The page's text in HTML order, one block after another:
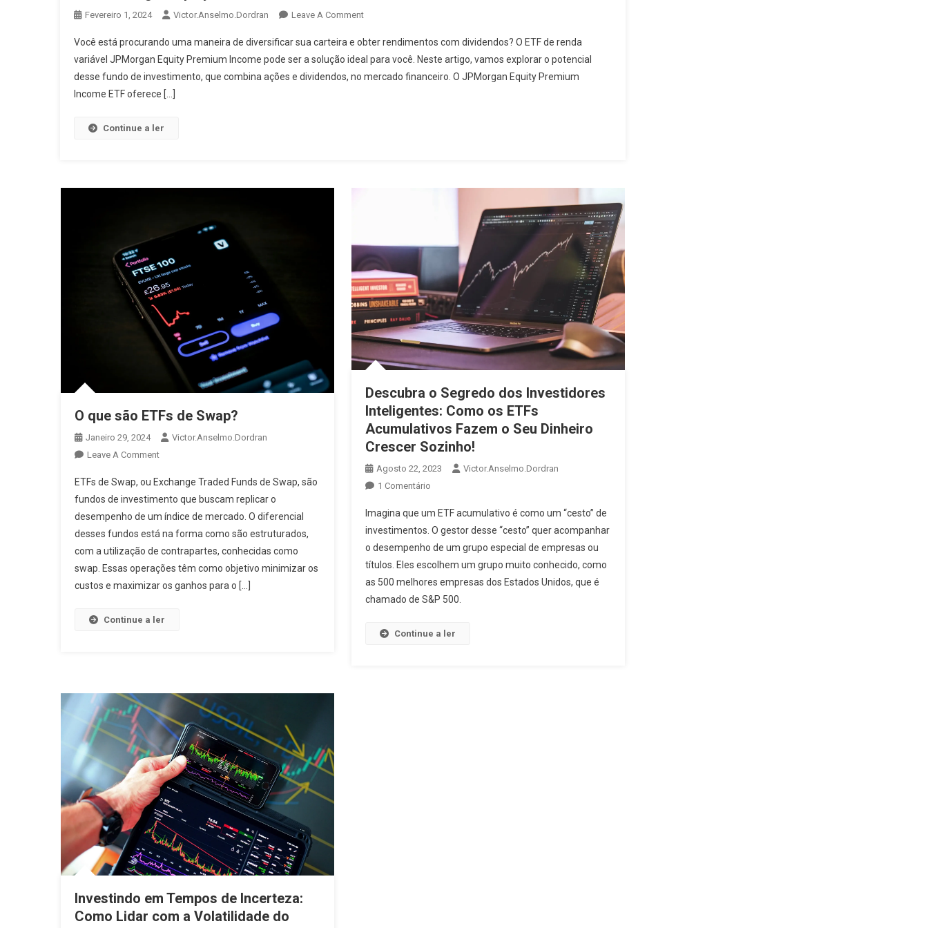
Fevereiro 1, 2024 Victor.anselmo.dordran Leave A Comment
Você está procurando uma maneira de diversificar sua carteira e obter rendimentos com dividendos? O ETF de renda
variável JPMorgan Equity Premium Income pode ser a solução ideal para você. Neste artigo, vamos explorar o potencial
desse fundo de investimento, que combina ações e dividendos, no mercado financeiro. O JPMorgan Equity Premium
Income ETF oferece […]
Continue a ler
O que são ETFs de Swap?
Janeiro 29, 2024
Victor.anselmo.dordran
Leave A Comment
ETFs de Swap, ou Exchange Traded Funds de Swap, são
fundos de investimento que buscam replicar o
desempenho de um índice de mercado. O diferencial
desses fundos está na forma como são estruturados,
com a utilização de contrapartes, conhecidas como
swap. Essas operações têm como objetivo minimizar os
custos e maximizar os ganhos para o […]
Continue a ler
Descubra o Segredo dos Investidores
Inteligentes: Como os ETFs
Acumulativos Fazem o Seu Dinheiro
Crescer Sozinho!
Agosto 22, 2023
Victor.anselmo.dordran
1 Comentário
Imagina que um ETF acumulativo é como um “cesto” de
investimentos. O gestor desse “cesto” quer acompanhar
o desempenho de um grupo especial de empresas ou
títulos. Eles escolhem um grupo muito conhecido, como
as 500 melhores empresas dos Estados Unidos, que é
chamado de S&P 500.
Continue a ler
Investindo em Tempos de Incerteza:
Como Lidar com a Volatilidade do